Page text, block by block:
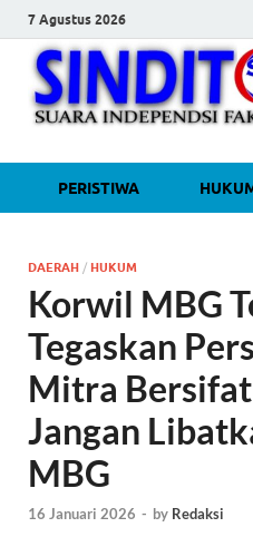
7 Agustus 2026
PERISTIWA
DAERAH / HUKUM
Korwil MBG
Tegaskan
Mitra
Jangan
MBG
16 Januari 2026 - by Redaksi